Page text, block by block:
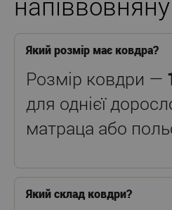
Який розмір має ковдра?
Розмір ковдри —
для однієї
матраца або
Який склад ковдри?